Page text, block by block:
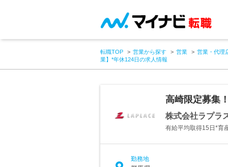
転職TOP 営業から探す 営業
営業・代理
業】*年休124日の求人情報
高崎限定募集
株式会社ラプラ
有給平均取得15日*育
勤務地